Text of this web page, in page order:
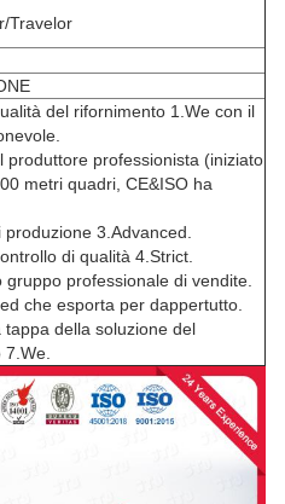
Travelor
del rifornimento 1.We con il
produttore professionista (iniziato
metri quadri, CE&ISO ha
3.Advanced.
di qualità 4.Strict.
gruppo professionale di vendite.
che esporta per dappertutto.
tappa della soluzione del